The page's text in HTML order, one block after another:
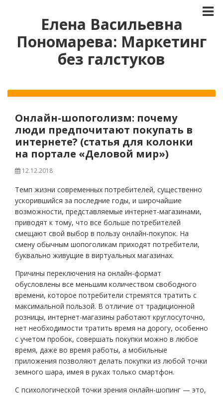
Елена Васильевна
Пономарева: Маркетинг
без галстуков
Онлайн-шопоголизм: почему
люди предпочитают покупать в
интернете? (статья для колонки
на портале «Деловой мир»)
12.12.2018
Темп жизни современных потребителей, существенно
ускорившийся за последние годы, и широчайшие
возможности, представляемые интернет-магазинами,
приводят к тому, что все больше потребителей
смещают свой выбор в пользу онлайн-покупок. На
смену обычным шопоголикам приходят потребители,
буквально живущие в виртуальных магазинах.
Причины переключения на онлайн-формат
обусловлены все меньшим количеством свободного
времени, которое потребители стремятся тратить с
максимальной пользой. В отличие от традиционной
розницы, интернет-магазины работают круглосуточно,
нет необходимости тратить время на дорогу, особенно
с учетом пробок, совершать покупки можно в любое
время, даже во время работы, а мобильные
приложения позволяют делать покупки из любой точки
земного шара, имея в руках только смартфон.
С психологической точки зрения онлайн-шопинг — это,